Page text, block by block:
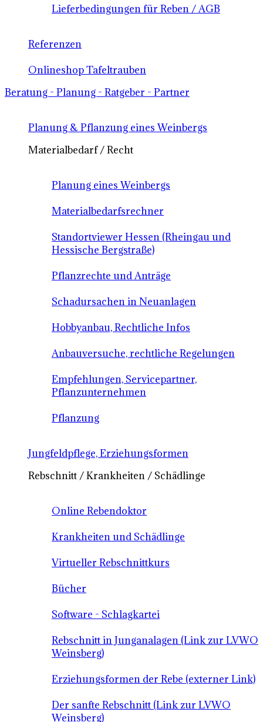
Lieferbedingungen für Reben / AGB
Referenzen
Onlineshop Tafeltrauben
Beratung - Planung - Ratgeber - Partner
Planung & Pflanzung eines Weinbergs
Materialbedarf / Recht
Planung eines Weinbergs
Materialbedarfsrechner
Standortviewer Hessen (Rheingau und
Hessische Bergstraße)
Pflanzrechte und Anträge
Schadursachen in Neuanlagen
Hobbyanbau, Rechtliche Infos
Anbauversuche, rechtliche Regelungen
Empfehlungen, Servicepartner,
Pflanzunternehmen
Pflanzung
Jungfeldpflege, Erziehungsformen
Rebschnitt / Krankheiten / Schädlinge
Online Rebendoktor
Krankheiten und Schädlinge
Virtueller Rebschnittkurs
Bücher
Software - Schlagkartei
Rebschnitt in Junganalagen (Link zur LVWO
Weinsberg)
Erziehungsformen der Rebe (externer Link)
Der sanfte Rebschnitt (Link zur LVWO
Weinsberg)